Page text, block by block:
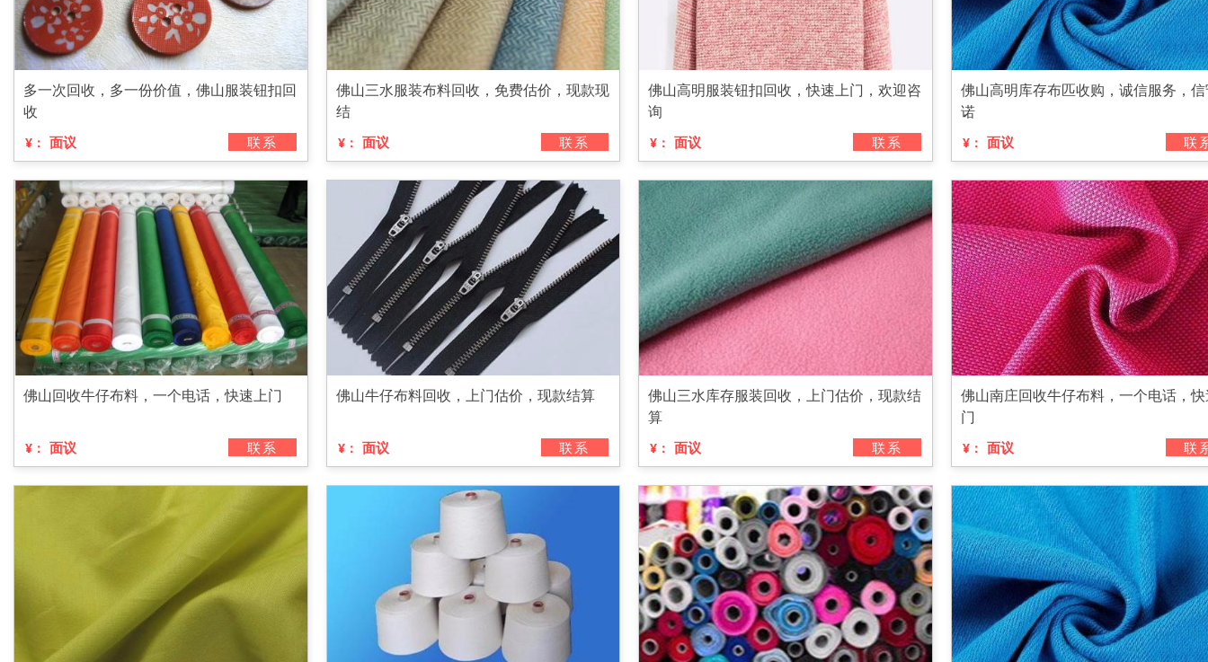
多一次回收，多一份价值，佛山服装钮扣回
收
¥： 面议 联系
佛山三水服装布料回收，免费估价，现款现
结
¥： 面议 联系
佛山高明服装钮扣回收，快速上门，欢迎咨
询
¥： 面议 联系
佛山高明库存布匹收购，诚信服务，
诺
¥： 面议 联
佛山回收牛仔布料，一个电话，快速上门
¥： 面议 联系
佛山牛仔布料回收，上门估价，现款结算
¥： 面议 联系
佛山三水库存服装回收，上门估价，现款结
算
¥： 面议 联系
佛山南庄回收牛仔布料，一个电话，
门
¥： 面议 联